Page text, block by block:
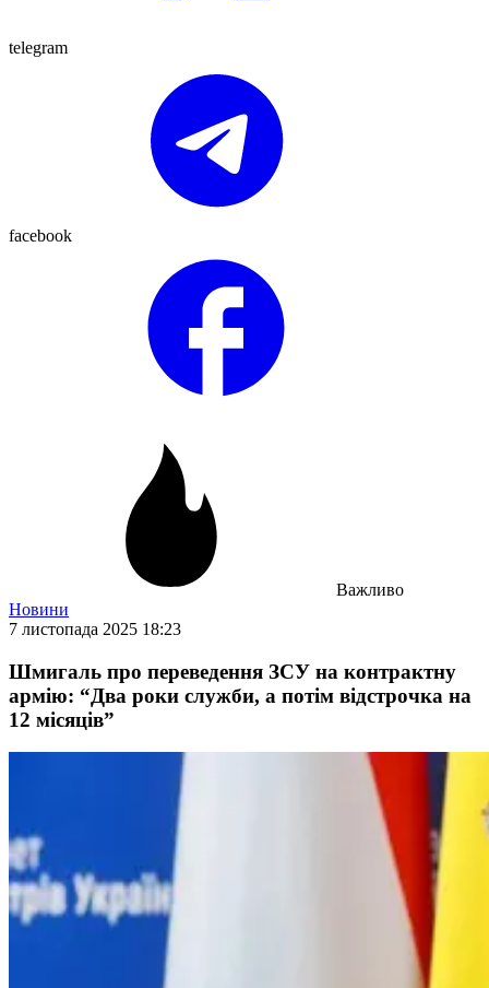
telegram
facebook
Важливо
Новини
7 листопада 2025 18:23
Шмигаль про переведення ЗСУ на контрактну
армію: “Два роки служби, а потім відстрочка на
12 місяців”